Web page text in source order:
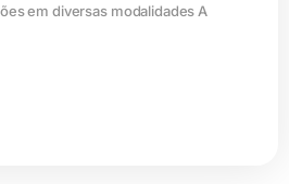
em diversas modalidades A